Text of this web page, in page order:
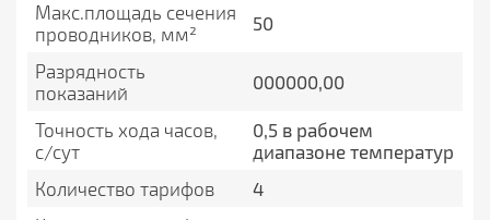
Макс.площадь сечения
проводников, мм²
50
Разрядность
показаний
000000,00
Точность хода часов,
с/сут
0,5 в рабочем
диапазоне температур
Количество тарифов
4